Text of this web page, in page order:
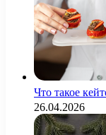
Что такое
26.04.2026